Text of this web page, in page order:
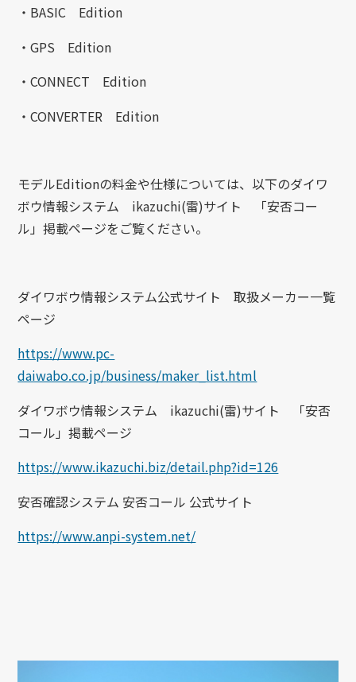
・BASIC Edition
・GPS Edition
・CONNECT Edition
・CONVERTER Edition
モデルEditionの料金や仕様については、以下のダイワ
ボウ情報システム ikazuchi(雷)サイト 「安否コー
ル」掲載ページをご覧ください。
ダイワボウ情報システム公式サイト 取扱メーカー一覧
ページ
https://www.pc-
daiwabo.co.jp/business/maker_list.html
ダイワボウ情報システム ikazuchi(雷)サイト 「安否
コール」掲載ページ
https://www.ikazuchi.biz/detail.php?id=126
安否確認システム 安否コール 公式サイト
https://www.anpi-system.net/